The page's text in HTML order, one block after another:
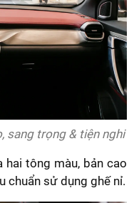
sang trọng & tiện nghi
tông màu, bản cao
chuẩn sử dụng ghế nỉ.